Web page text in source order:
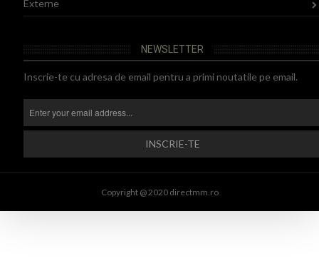
Externe
NEWSLETTER
Inscrie-te cu adresa de email pentru a primi noutatile pe email.
Copyright @ 2020 directmm.ro